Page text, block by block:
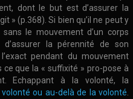
dont le but est d’assurer la
» (p.368). Si bien qu’il ne peut y
le mouvement d’un corps
la pérennité de son
pendant du mouvement
que la « suffixité » pro-pose à
Echappant à la volonté, la
ou au-delà de la volonté